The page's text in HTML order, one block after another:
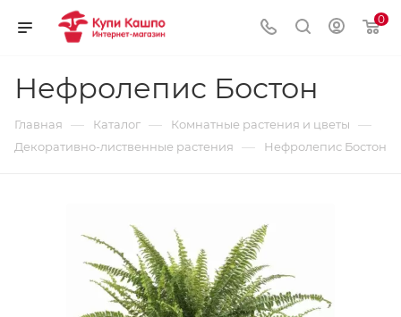
0
Нефролепис Бостон
Главная — Каталог — Комнатные растения и цветы —
Декоративно-лиственные растения — Нефролепис Бостон